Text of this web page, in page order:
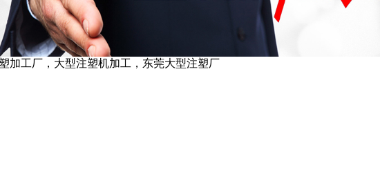
加工厂，大型注塑机加工，东莞大型注塑厂